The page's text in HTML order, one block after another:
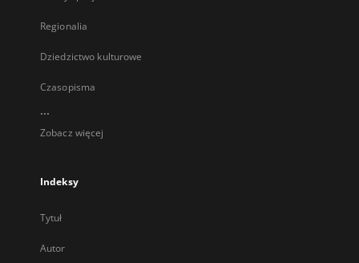
Regionalia
Dziedzictwo kulturowe
Czasopisma
...
Zobacz więcej
Indeksy
Tytuł
Autor